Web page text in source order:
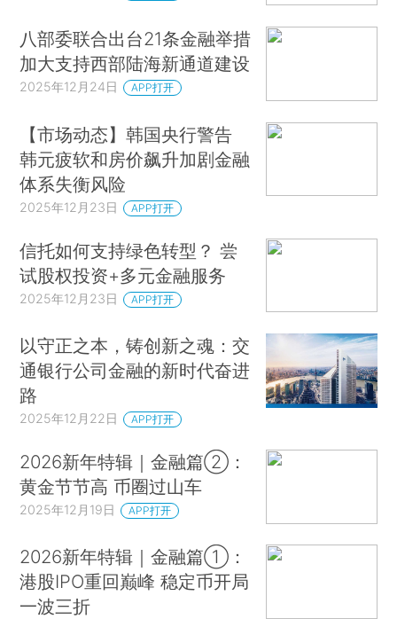
八部委联合出台21条金融举措
加大支持西部陆海新通道建设
2025年12月24日 APP打开
【市场动态】韩国央行警告
韩元疲软和房价飙升加剧金融
体系失衡风险
2025年12月23日 APP打开
信托如何支持绿色转型？ 尝
试股权投资+多元金融服务
2025年12月23日 APP打开
以守正之本，铸创新之魂：交
通银行公司金融的新时代奋进
路
2025年12月22日 APP打开
2026新年特辑｜金融篇②：
黄金节节高 币圈过山车
2025年12月19日 APP打开
2026新年特辑｜金融篇①：
港股IPO重回巅峰 稳定币开局
一波三折